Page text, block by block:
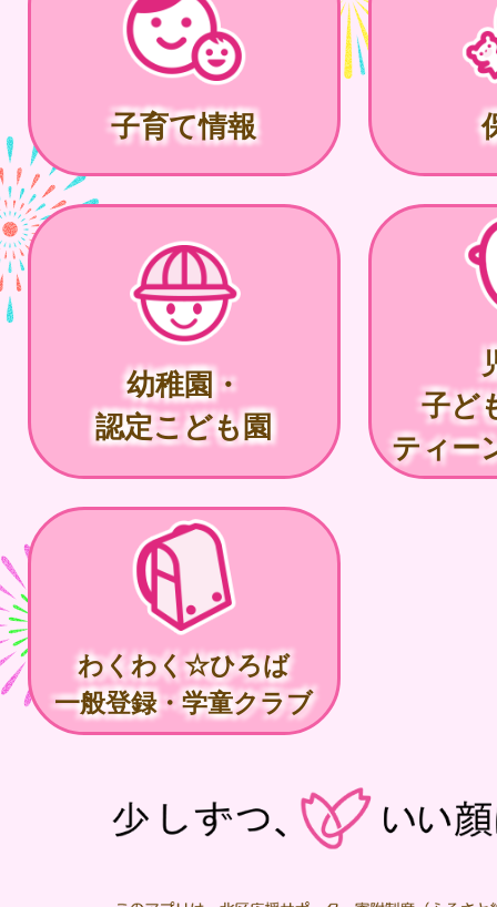
子育て情報
幼稚園・
認定こども園
子ど
ティー
わくわく☆ひろば
一般登録・学童クラブ